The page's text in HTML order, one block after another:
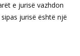
e jurisë vazhdon
jurisë është një